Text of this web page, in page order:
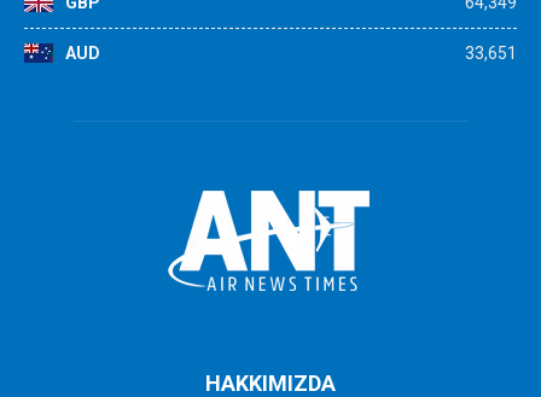
AUD 33,651
HAKKIMIZDA